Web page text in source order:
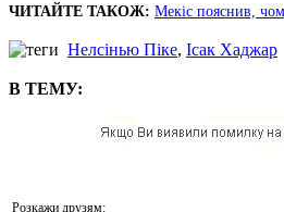
ЧИТАЙТЕ ТАКОЖ: Мекіс пояснив,
Нелсінью Піке, Ісак Хаджар
В ТЕМУ:
Розкажи друзям: